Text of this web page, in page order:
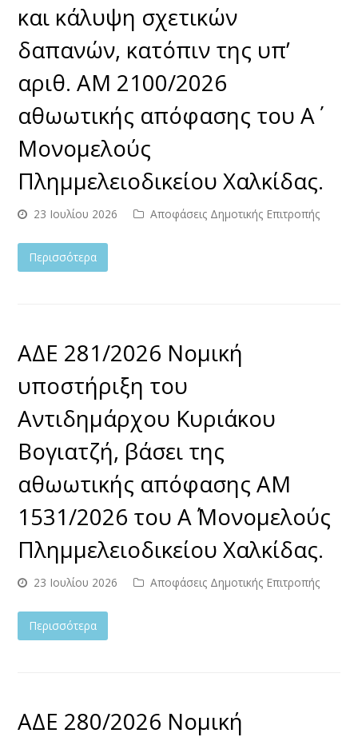
και κάλυψη σχετικών
δαπανών, κατόπιν της υπ’
αριθ. ΑΜ 2100/2026
αθωωτικής απόφασης του Α΄
Μονομελούς
Πλημμελειοδικείου Χαλκίδας.
23 Ιουλίου 2026 Αποφάσεις Δημοτικής Επιτροπής
Περισσότερα
ΑΔΕ 281/2026 Νομική
υποστήριξη του
Αντιδημάρχου Κυριάκου
Βογιατζή, βάσει της
αθωωτικής απόφασης ΑΜ
1531/2026 του Α΄ Μονομελούς
Πλημμελειοδικείου Χαλκίδας.
23 Ιουλίου 2026 Αποφάσεις Δημοτικής Επιτροπής
Περισσότερα
ΑΔΕ 280/2026 Νομική